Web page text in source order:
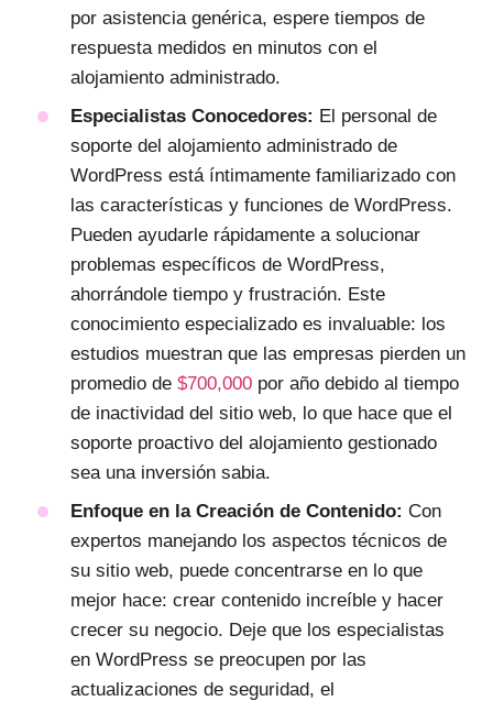
por asistencia genérica, espere tiempos de
respuesta medidos en minutos con el
alojamiento administrado.
Especialistas Conocedores: El personal de
soporte del alojamiento administrado de
WordPress está íntimamente familiarizado con
las características y funciones de WordPress.
Pueden ayudarle rápidamente a solucionar
problemas específicos de WordPress,
ahorrándole tiempo y frustración. Este
conocimiento especializado es invaluable: los
estudios muestran que las empresas pierden un
promedio de $700,000 por año debido al tiempo
de inactividad del sitio web, lo que hace que el
soporte proactivo del alojamiento gestionado
sea una inversión sabia.
Enfoque en la Creación de Contenido: Con
expertos manejando los aspectos técnicos de
su sitio web, puede concentrarse en lo que
mejor hace: crear contenido increíble y hacer
crecer su negocio. Deje que los especialistas
en WordPress se preocupen por las
actualizaciones de seguridad, el